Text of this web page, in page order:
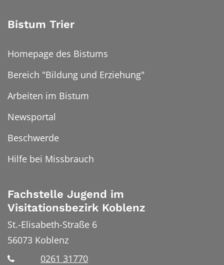
Bistum Trier
Homepage des Bistums
Bereich "Bildung und Erziehung"
Arbeiten im Bistum
Newsportal
Beschwerde
Hilfe bei Missbrauch
Fachstelle Jugend im
Visitationsbezirk Koblenz
St.-Elisabeth-Straße 6
56073 Koblenz
0261 31770